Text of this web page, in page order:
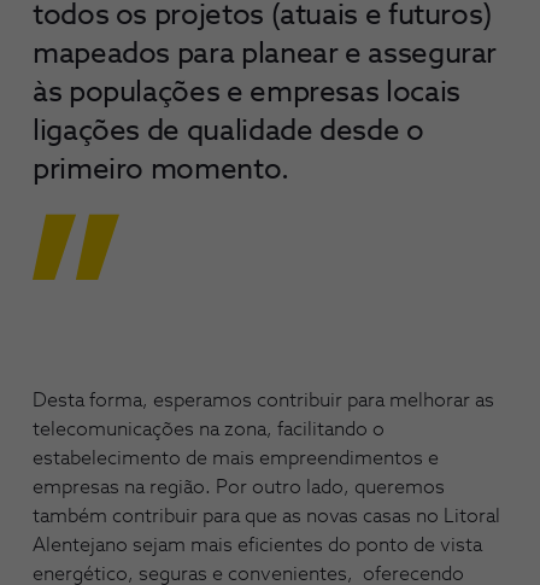
todos os projetos (atuais e futuros)
mapeados para planear e assegurar
às populações e empresas locais
ligações de qualidade desde o
primeiro momento.
Desta forma, esperamos contribuir para melhorar as
telecomunicações na zona, facilitando o
estabelecimento de mais empreendimentos e
empresas na região. Por outro lado, queremos
também contribuir para que as novas casas no Litoral
Alentejano sejam mais eficientes do ponto de vista
energético, seguras e convenientes, oferecendo